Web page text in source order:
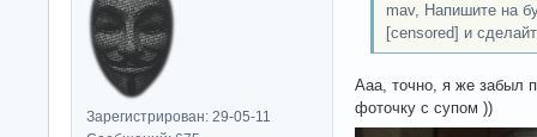
Зарегистрирован: 29-05-11
mav, Напишите на
[censored] и
Ааа, точно, я же забыл
фоточку с супом ))